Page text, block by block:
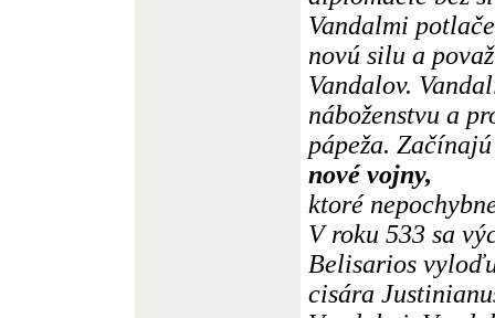
Vandalmi
novú silu a
Vandalov.
náboženstvu a
pápeža. Začínajú
nové vojny,
ktoré
V roku 533 sa
Belisarios
cisára